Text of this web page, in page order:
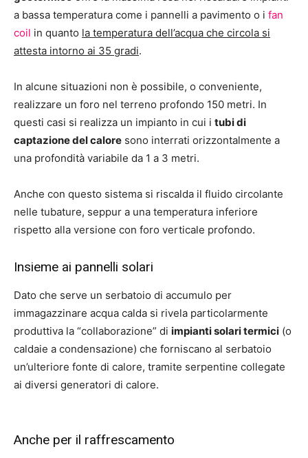
a bassa temperatura come i pannelli a pavimento o i fan
coil in quanto la temperatura dell’acqua che circola si
attesta intorno ai 35 gradi.
In alcune situazioni non è possibile, o conveniente,
realizzare un foro nel terreno profondo 150 metri. In
questi casi si realizza un impianto in cui i tubi di
captazione del calore sono interrati orizzontalmente a
una profondità variabile da 1 a 3 metri.
Anche con questo sistema si riscalda il fluido circolante
nelle tubature, seppur a una temperatura inferiore
rispetto alla versione con foro verticale profondo.
Insieme ai pannelli solari
Dato che serve un serbatoio di accumulo per
immagazzinare acqua calda si rivela particolarmente
produttiva la “collaborazione” di impianti solari termici (o
caldaie a condensazione) che forniscano al serbatoio
un’ulteriore fonte di calore, tramite serpentine collegate
ai diversi generatori di calore.
Anche per il raffrescamento